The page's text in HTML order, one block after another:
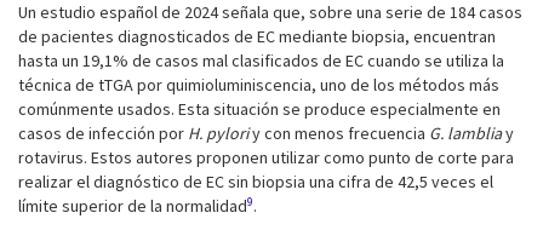
Un estudio español de 2024 señala que, sobre una serie de 184 casos
de pacientes diagnosticados de EC mediante biopsia, encuentran
hasta un 19,1% de casos mal clasificados de EC cuando se utiliza la
técnica de tTGA por quimioluminiscencia, uno de los métodos más
comúnmente usados. Esta situación se produce especialmente en
casos de infección por H. pyloriy con menos frecuencia G. lambliay
rotavirus. Estos autores proponen utilizar como punto de corte para
realizar el diagnóstico de EC sin biopsia una cifra de 42,5 veces el
límite superior de la normalidad9.